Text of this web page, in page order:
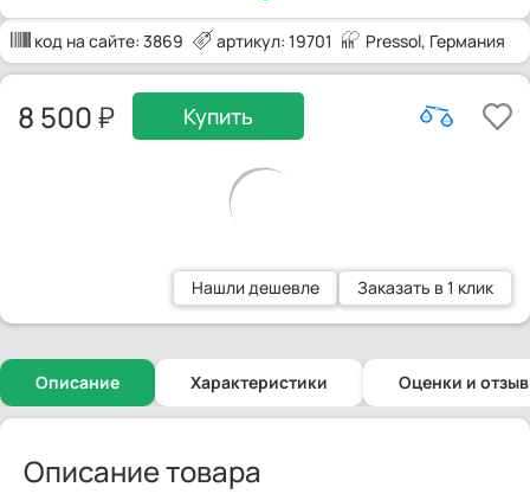
код на сайте: 3869 артикул: 19701 Pressol, Германия
8 500 Купить
Нашли дешевле Заказать в 1 клик
Описание Характеристики Оценки и
Описание товара